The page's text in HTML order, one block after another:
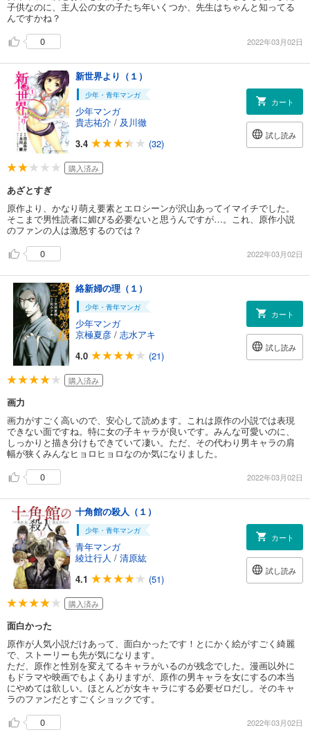
子供なのに、主人公の女の子たち年いくつか、先生はちゃんと知ってる
んですかね？
0
2022年03月02日
新世界より（１）
少年・青年マンガ
少年マンガ
貴志祐介 / 及川徹
3.4
(32)
カート
試し読み
購入済み
あざとすぎ
原作より、かなり萌え要素とエロシーンが沢山あってイマイチでした。
そこまで男性読者に媚びる必要ないと思うんですが…。これ、原作小説
のファンの人は激怒するのでは？
0
2022年03月02日
絡新婦の理（１）
少年・青年マンガ
少年マンガ
京極夏彦 / 志水アキ
4.0
(21)
カート
試し読み
購入済み
画力
画力がすごく高いので、安心して読めます。これは原作の小説では表現
できない面ですね。特に女の子キャラが良いです。みんな可愛いのに、
しっかりと描き分けもできていて凄い。ただ、その代わり男キャラの肩
幅が狭くみんなヒョロヒョロなのか気になりました。
0
2022年03月02日
十角館の殺人（１）
少年・青年マンガ
青年マンガ
綾辻行人 / 清原紘
4.1
(51)
カート
試し読み
購入済み
面白かった
原作が人気小説だけあって、面白かったです！とにかく絵がすごく綺麗
で、ストーリーも先が気になります。
ただ、原作と性別を変えてるキャラがいるのが残念でした。漫画以外に
もドラマや映画でもよくありますが、原作の男キャラを女にするの本当
にやめては欲しい。ほとんどが女キャラにする必要ゼロだし。そのキャ
ラのファンだとすごくショックです。
0
2022年03月02日